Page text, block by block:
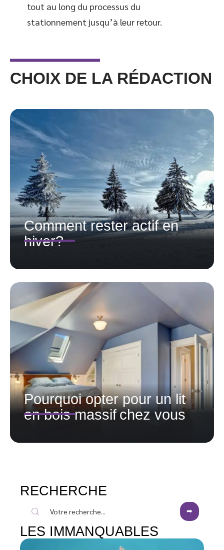
tout au long du processus du
stationnement jusqu’à leur retour.
CHOIX DE LA RÉDACTION
Comment rester actif en
hiver?
Pourquoi opter pour un lit
en bois massif chez vous
RECHERCHE
LES IMMANQUABLES